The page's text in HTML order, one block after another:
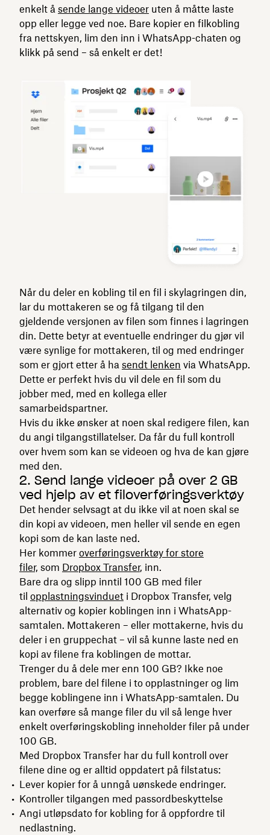
enkelt å sende lange videoer uten å måtte laste
opp eller legge ved noe. Bare kopier en filkobling
fra nettskyen, lim den inn i WhatsApp-chaten og
klikk på send – så enkelt er det!
Når du deler en kobling til en fil i skylagringen din,
lar du mottakeren se og få tilgang til den
gjeldende versjonen av filen som finnes i lagringen
din. Dette betyr at eventuelle endringer du gjør vil
være synlige for mottakeren, til og med endringer
som er gjort etter å ha sendt lenken via WhatsApp.
Dette er perfekt hvis du vil dele en fil som du
jobber med, med en kollega eller
samarbeidspartner.
Hvis du ikke ønsker at noen skal redigere filen, kan
du angi tilgangstillatelser. Da får du full kontroll
over hvem som kan se videoen og hva de kan gjøre
med den.
2. Send lange videoer på over 2 GB
ved hjelp av et filoverføringsverktøy
Det hender selvsagt at du ikke vil at noen skal se
din kopi av videoen, men heller vil sende en egen
kopi som de kan laste ned.
Her kommer overføringsverktøy for store
filer, som Dropbox Transfer, inn.
Bare dra og slipp inntil 100 GB med filer
til opplastningsvinduet i Dropbox Transfer, velg
alternativ og kopier koblingen inn i WhatsApp-
samtalen. Mottakeren – eller mottakerne, hvis du
deler i en gruppechat – vil så kunne laste ned en
kopi av filene fra koblingen de mottar.
Trenger du å dele mer enn 100 GB? Ikke noe
problem, bare del filene i to opplastninger og lim
begge koblingene inn i WhatsApp-samtalen. Du
kan overføre så mange filer du vil så lenge hver
enkelt overføringskobling inneholder filer på under
100 GB.
Med Dropbox Transfer har du full kontroll over
filene dine og er alltid oppdatert på filstatus:
Lever kopier for å unngå uønskede endringer.
Kontroller tilgangen med passordbeskyttelse
Angi utløpsdato for kobling for å oppfordre til
nedlastning.